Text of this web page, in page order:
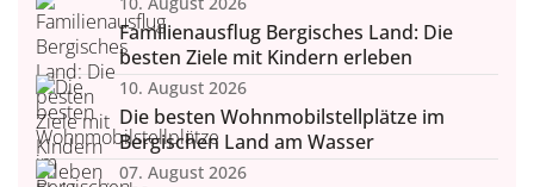
Familienausflug Bergisches Land: Die
besten Ziele mit Kindern erleben
10. August 2026
Die besten Wohnmobilstellplätze im
Bergischen Land am Wasser
07. August 2026